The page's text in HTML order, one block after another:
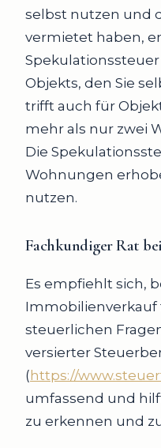
selbst nutzen und
vermietet haben,
Objekts, den Sie
trifft auch für
mehr als nur zwei
Die
Wohnungen
nutzen.
Fachkundiger Rat
Es empfiehlt sich,
Immobilienverkauf
steuerlichen
versierter
( https://
umfassend und
zu erkennen und